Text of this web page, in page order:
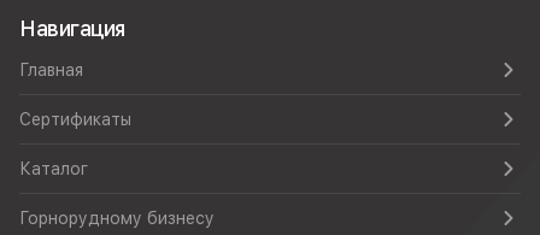
Навигация
Главная
Сертификаты
Каталог
Горнорудному бизнесу